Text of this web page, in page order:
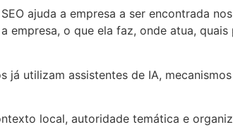
ajuda a empresa a ser encontrada
empresa, o que ela faz, onde atua,
já utilizam assistentes de IA,
local, autoridade temática e